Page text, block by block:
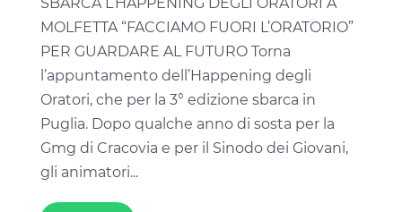
MOLFETTA “FACCIAMO FUORI L’ORATORIO”
PER GUARDARE AL FUTURO Torna
l’appuntamento dell’Happening degli
Oratori, che per la 3° edizione sbarca in
Puglia. Dopo qualche anno di sosta per la
Gmg di Cracovia e per il Sinodo dei Giovani,
gli animatori...